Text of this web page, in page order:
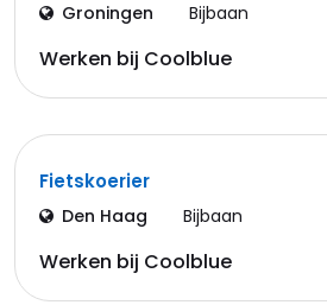
Groningen Bijbaan
Werken bij Coolblue
Fietskoerier
Den Haag Bijbaan
Werken bij Coolblue